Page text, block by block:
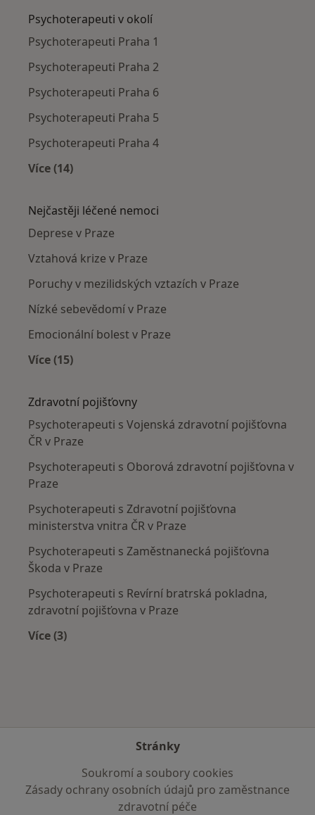
Psychoterapeuti v okolí
Psychoterapeuti Praha 1
Psychoterapeuti Praha 2
Psychoterapeuti Praha 6
Psychoterapeuti Praha 5
Psychoterapeuti Praha 4
Více (14)
Nejčastěji léčené nemoci
Deprese v Praze
Vztahová krize v Praze
Poruchy v mezilidských vztazích v Praze
Nízké sebevědomí v Praze
Emocionální bolest v Praze
Více (15)
Zdravotní pojišťovny
Psychoterapeuti s Vojenská zdravotní pojišťovna
ČR v Praze
Psychoterapeuti s Oborová zdravotní pojišťovna v
Praze
Psychoterapeuti s Zdravotní pojišťovna
ministerstva vnitra ČR v Praze
Psychoterapeuti s Zaměstnanecká pojišťovna
Škoda v Praze
Psychoterapeuti s Revírní bratrská pokladna,
zdravotní pojišťovna v Praze
Více (3)
Stránky
Soukromí a soubory cookies
Zásady ochrany osobních údajů pro zaměstnance
zdravotní péče